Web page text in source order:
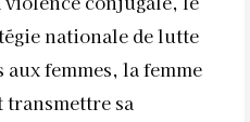
nationale de lutte
femmes, la femme
transmettre sa